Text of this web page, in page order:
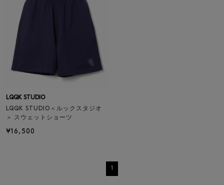
LQQK STUDIO
LQQK STUDIO＜ルックスタジオ
＞ スウェットショーツ
¥16,500
1